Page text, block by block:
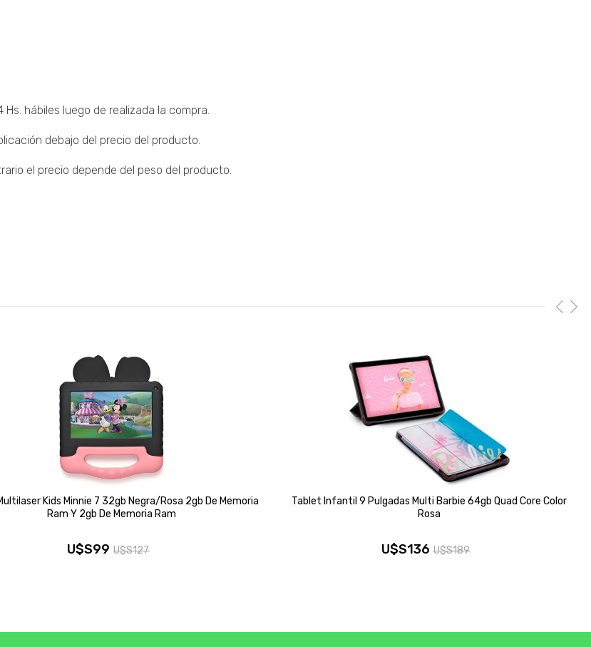
hábiles luego de realizada la compra.
debajo del precio del producto.
el precio depende del peso del producto.
Kids Minnie 7 32gb Negra/rosa 2gb De Memoria
Ram Y 2gb De Memoria Ram
U$S127
El
U$S99
El
Tablet Infantil 9 Pulgadas Multi Barbie 64gb Quad Core Color
Rosa
U$S189
U$S136